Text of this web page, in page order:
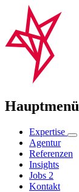
Hauptmenü
Expertise
Agentur
Referenzen
Insights
Jobs 2
Kontakt